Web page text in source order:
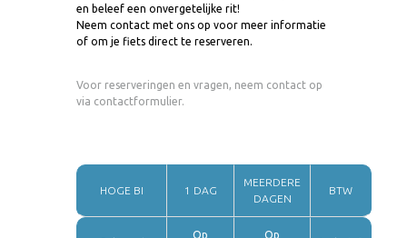
en beleef een onvergetelijke rit!
Neem contact met ons op voor meer informatie
of om je fiets direct te reserveren.
Voor reserveringen en vragen, neem contact op
via contactformulier.
HOGE BI 1 DAG
MEERDERE
DAGEN
BTW
Op
Op